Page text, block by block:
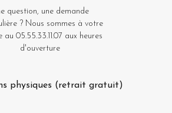
question, une demande
? Nous sommes à votre
au 05.55.33.11.07 aux heures
d'ouverture